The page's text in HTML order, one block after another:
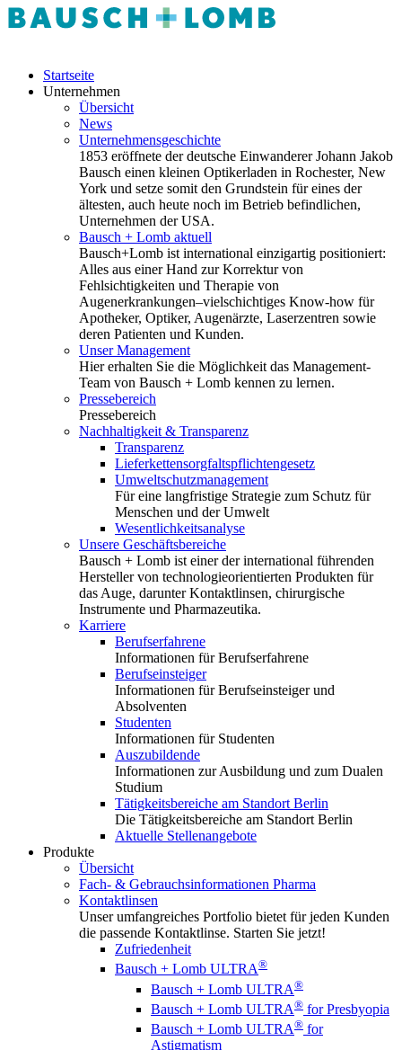
Startseite
Unternehmen
Übersicht
News
Unternehmensgeschichte
1853 eröffnete der deutsche Einwanderer Johann Jakob
Bausch einen kleinen Optikerladen in Rochester, New
York und setze somit den Grundstein für eines der
ältesten, auch heute noch im Betrieb befindlichen,
Unternehmen der USA.
Bausch + Lomb aktuell
Bausch+Lomb ist international einzigartig positioniert:
Alles aus einer Hand zur Korrektur von
Fehlsichtigkeiten und Therapie von
Augenerkrankungen–vielschichtiges Know-how für
Apotheker, Optiker, Augenärzte, Laserzentren sowie
deren Patienten und Kunden.
Unser Management
Hier erhalten Sie die Möglichkeit das Management-
Team von Bausch + Lomb kennen zu lernen.
Pressebereich
Pressebereich
Nachhaltigkeit & Transparenz
Transparenz
Lieferkettensorgfaltspflichtengesetz
Umweltschutzmanagement
Für eine langfristige Strategie zum Schutz für
Menschen und der Umwelt
Wesentlichkeitsanalyse
Unsere Geschäftsbereiche
Bausch + Lomb ist einer der international führenden
Hersteller von technologieorientierten Produkten für
das Auge, darunter Kontaktlinsen, chirurgische
Instrumente und Pharmazeutika.
Karriere
Berufserfahrene
Informationen für Berufserfahrene
Berufseinsteiger
Informationen für Berufseinsteiger und
Absolventen
Studenten
Informationen für Studenten
Auszubildende
Informationen zur Ausbildung und zum Dualen
Studium
Tätigkeitsbereiche am Standort Berlin
Die Tätigkeitsbereiche am Standort Berlin
Aktuelle Stellenangebote
Produkte
Übersicht
Fach- & Gebrauchsinformationen Pharma
Kontaktlinsen
Unser umfangreiches Portfolio bietet für jeden Kunden
die passende Kontaktlinse. Starten Sie jetzt!
Zufriedenheit
Bausch + Lomb ULTRA®
Bausch + Lomb ULTRA®
Bausch + Lomb ULTRA® for Presbyopia
Bausch + Lomb ULTRA® for
Astigmatism